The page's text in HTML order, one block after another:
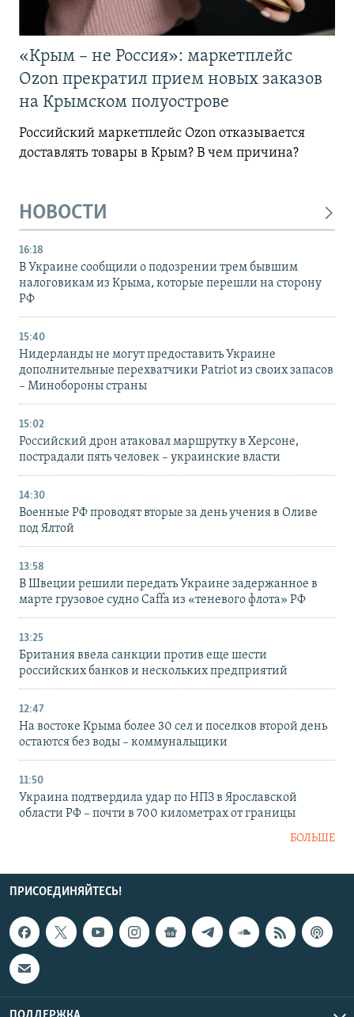
«Крым – не Россия»: маркетплейс
Ozon прекратил прием новых заказов
на Крымском полуострове
Российский маркетплейс Ozon отказывается
доставлять товары в Крым? В чем причина?
НОВОСТИ
16:18
В Украине сообщили о подозрении трем бывшим
налоговикам из Крыма, которые перешли на сторону
РФ
15:40
Нидерланды не могут предоставить Украине
дополнительные перехватчики Patriot из своих запасов
– Минобороны страны
15:02
Российский дрон атаковал маршрутку в Херсоне,
пострадали пять человек – украинские власти
14:30
Военные РФ проводят вторые за день учения в Оливе
под Ялтой
13:58
В Швеции решили передать Украине задержанное в
марте грузовое судно Caffa из «теневого флота» РФ
13:25
Британия ввела санкции против еще шести
российских банков и нескольких предприятий
12:47
На востоке Крыма более 30 сел и поселков второй день
остаются без воды – коммунальщики
11:50
Украина подтвердила удар по НПЗ в Ярославской
области РФ – почти в 700 километрах от границы
БОЛЬШЕ
ПРИСОЕДИНЯЙТЕСЬ!